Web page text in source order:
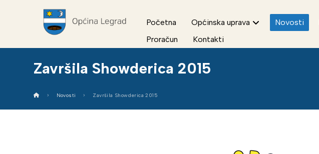
Početna Općinska uprava Novosti
Proračun
Kontakti
Završila Showderica 2015
Novosti Završila Showderica 2015